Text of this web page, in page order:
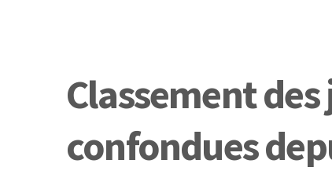
Classement
confondues